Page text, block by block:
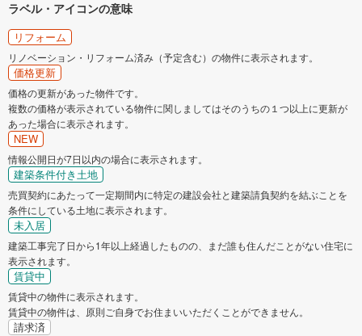
ラベル・アイコンの意味
リフォーム
リノベーション・リフォーム済み（予定含む）の物件に表示されます。
価格更新
価格の更新があった物件です。
複数の価格が表示されている物件に関しましてはそのうちの１つ以上に更新が
あった場合に表示されます。
NEW
情報公開日が7日以内の場合に表示されます。
建築条件付き土地
売買契約にあたって一定期間内に特定の建設会社と建築請負契約を結ぶことを
条件にしている土地に表示されます。
未入居
建築工事完了日から1年以上経過したものの、まだ誰も住んだことがない住宅に
表示されます。
賃貸中
賃貸中の物件に表示されます。
賃貸中の物件は、原則ご自身でお住まいいただくことができません。
請求済